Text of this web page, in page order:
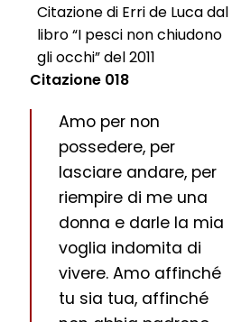
Citazione di Erri de Luca dal
libro “I pesci non chiudono
gli occhi” del 2011
Citazione 018
Amo per non
possedere, per
lasciare andare, per
riempire di me una
donna e darle la mia
voglia indomita di
vivere. Amo affinché
tu sia tua, affinché